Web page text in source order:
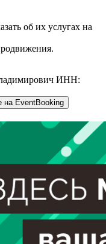
об их услугах на
ИНН:
на EventBooking